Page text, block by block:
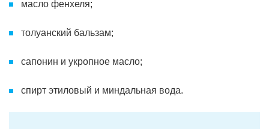
масло фенхеля;
толуанский бальзам;
сапонин и укропное масло;
спирт этиловый и миндальная вода.